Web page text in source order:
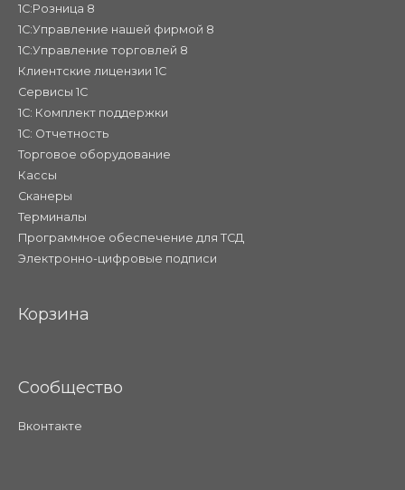
1С:Розница 8
1С:Управление нашей фирмой 8
1С:Управление торговлей 8
Клиентские лицензии 1С
Сервисы 1С
1С: Комплект поддержки
1С: Отчетность
Торговое оборудование
Кассы
Сканеры
Терминалы
Программное обеспечение для ТСД
Электронно-цифровые подписи
Корзина
Сообщество
Вконтакте